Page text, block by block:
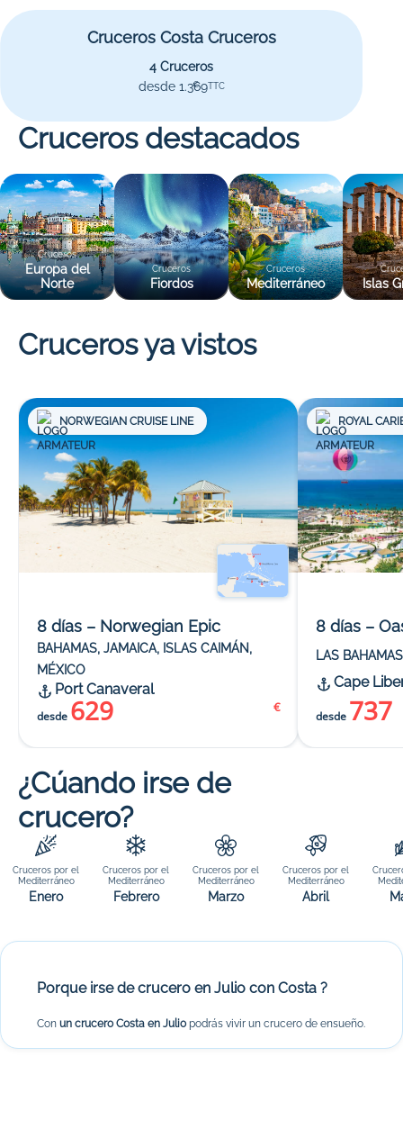
Cruceros Costa Cruceros
4 Cruceros
desde 1.369
€ TTC
Cruceros destacados
Cruceros
Europa del
Norte
Cruceros
Fiordos
Cruceros
Mediterráneo Islas
Cruceros ya vistos
NORWEGIAN CRUISE LINE
8 días – Norwegian Epic
BAHAMAS, JAMAICA, ISLAS CAIMÁN,
MÉXICO
Port Canaveral
desde 629 €
ROYAL
8 días –
LAS BAHAMAS
Cape
desde 737
¿Cúando irse de
crucero?
Cruceros por el
Mediterráneo
Enero
Cruceros por el
Mediterráneo
Febrero
Cruceros por el
Mediterráneo
Marzo
Cruceros por el
Mediterráneo
Abril
Porque irse de crucero en Julio con Costa ?
Con un crucero Costa en Juliopodrás vivir un crucero de ensueño.